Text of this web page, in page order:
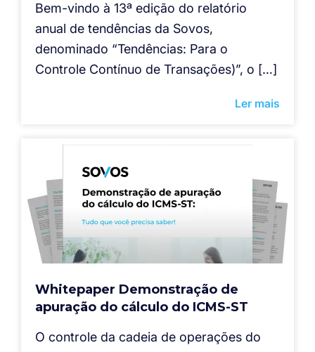
Bem-vindo à 13ª edição do relatório
anual de tendências da Sovos,
denominado “Tendências: Para o
Controle Contínuo de Transações)”, o […]
Ler mais
Whitepaper Demonstração de
apuração do cálculo do ICMS-ST
O controle da cadeia de operações do